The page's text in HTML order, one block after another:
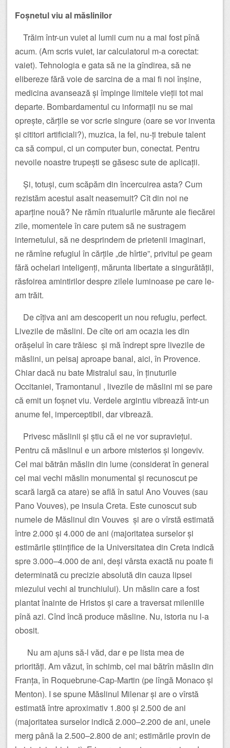
Foșnetul viu al măslinilor
Trăim într-un vuiet al lumii cum nu a mai fost pînă
acum. (Am scris vuiet, iar calculatorul m-a corectat:
vaiet). Tehnologia e gata să ne ia gîndirea, să ne
elibereze fără voie de sarcina de a mai fi noi înșine,
medicina avansează și împinge limitele vieții tot mai
departe. Bombardamentul cu informații nu se mai
oprește, cărțile se vor scrie singure (oare se vor inventa
și cititori artificiali?), muzica, la fel, nu-ți trebuie talent
ca să compui, ci un computer bun, conectat. Pentru
nevoile noastre trupești se găsesc sute de aplicații.
Și, totuși, cum scăpăm din încercuirea asta? Cum
rezistăm acestui asalt neasemuit? Cît din noi ne
aparține nouă? Ne rămîn ritualurile mărunte ale fiecărei
zile, momentele în care putem să ne sustragem
internetului, să ne desprindem de prietenii imaginari,
ne rămîne refugiul în cărțile „de hîrtie”, privitul pe geam
fără ochelari inteligenți, mărunta libertate a singurătății,
răsfoirea amintirilor despre zilele luminoase pe care le-
am trăit.
De cîțiva ani am descoperit un nou refugiu, perfect.
Livezile de măslini. De cîte ori am ocazia ies din
orășelul în care trăiesc și mă îndrept spre livezile de
măslini, un peisaj aproape banal, aici, în Provence.
Chiar dacă nu bate Mistralul sau, în ținuturile
Occitaniei, Tramontanul , livezile de măslini mi se pare
că emit un foșnet viu. Verdele argintiu vibrează într-un
anume fel, imperceptibil, dar vibrează.
Privesc măslinii și știu că ei ne vor supraviețui.
Pentru că măslinul e un arbore misterios și longeviv.
Cel mai bătrân măslin din lume (considerat în general
cel mai vechi măslin monumental și recunoscut pe
scară largă ca atare) se află în satul Ano Vouves (sau
Pano Vouves), pe insula Creta. Este cunoscut sub
numele de Măslinul din Vouves și are o vîrstă estimată
între 2.000 și 4.000 de ani (majoritatea surselor și
estimările științifice de la Universitatea din Creta indică
spre 3.000–4.000 de ani, deși vârsta exactă nu poate fi
determinată cu precizie absolută din cauza lipsei
miezului vechi al trunchiului). Un măslin care a fost
plantat înainte de Hristos și care a traversat mileniile
pînă azi. Cînd încă produce măsline. Nu, istoria nu l-a
obosit.
Nu am ajuns să-l văd, dar e pe lista mea de
priorități. Am văzut, în schimb, cel mai bătrîn măslin din
Franța, în Roquebrune-Cap-Martin (pe lîngă Monaco și
Menton). I se spune Măslinul Milenar și are o vîrstă
estimată între aproximativ 1.800 și 2.500 de ani
(majoritatea surselor indică 2.000–2.200 de ani, unele
merg până la 2.500–2.800 de ani; estimările provin de